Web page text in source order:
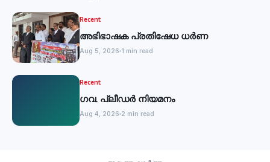
Recent
അഭിഭാഷക പ്രതിഷേധ ധർണ
Aug 5, 2026 1 min read
Recent
ഗവ. പ്ലീഡർ നിയമനം
Aug 4, 2026 2 min read